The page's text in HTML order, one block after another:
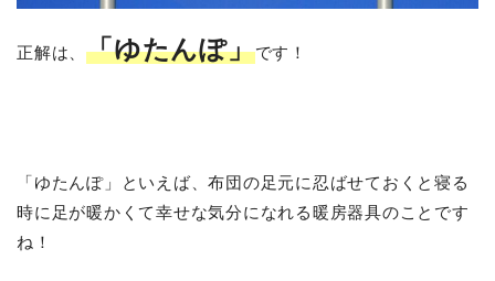
正解は、「ゆたんぽ」です！
「ゆたんぽ」といえば、布団の足元に忍ばせておくと寝る
時に足が暖かくて幸せな気分になれる暖房器具のことです
ね！